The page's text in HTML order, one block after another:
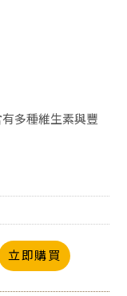
多種維生素與豐
立即購買